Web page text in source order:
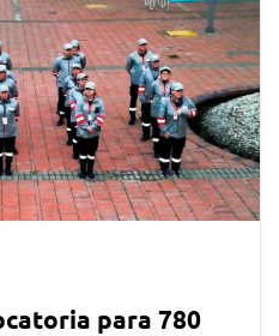
para 780